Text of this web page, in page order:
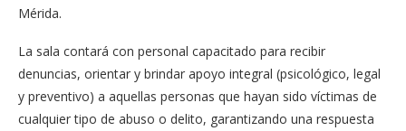
Mérida.
La sala contará con personal capacitado para recibir
denuncias, orientar y brindar apoyo integral (psicológico, legal
y preventivo) a aquellas personas que hayan sido víctimas de
cualquier tipo de abuso o delito, garantizando una respuesta